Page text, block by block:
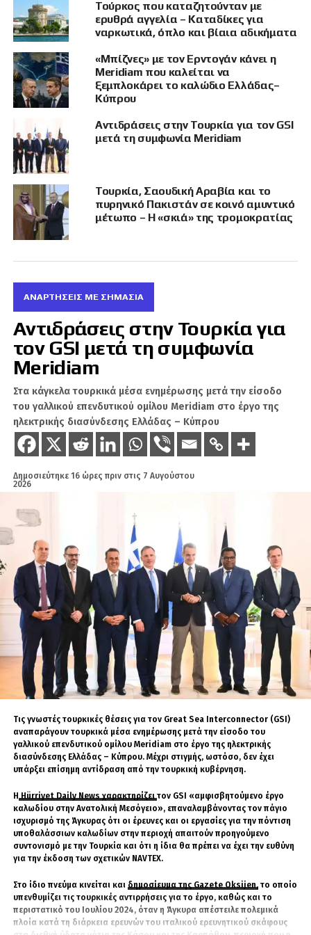
συνεργασίας, στη βάση κοινών συμφερόντων
και πραγματιστικών βημάτων, αναφέρεται.
Επιπλέον, οι δύο πλευρές θα εξετάσουν την
πρόοδο στην εφαρμογή της κοινής
ανακοίνωσης της Ευρωπαϊκής Επιτροπής και
του Ύπατου Εκπροσώπου, που υιοθετήθηκε
τον Νοέμβριο του 2023 και αφορά την πορεία
των πολιτικών, οικονομικών και εμπορικών
σχέσεων ΕΕ–Τουρκίας.
Στην ανακοίνωση επαναλαμβάνεται ότι ΕΕ και
Τουρκία αποτελούν «στρατηγικούς εταίρους,»
με τη σχέση τους να εδράζεται στη Συμφωνία
Σύνδεσης του 1963, γνωστή και ως Συμφωνία
Τουρκίας, με το 2022, το διμερές εμπόριο να
ανέρχεται σε 198,1 δισ. ευρώ,
αντιπροσωπεύοντας το 3,6% του συνολικού
εμπορίου της Ευρωπαϊκής Ένωσης με τον
υπόλοιπο κόσμο.
Πηγή: ΚΥΠΕ
ΣΧΕΤΙΚΆ ΘΈΜΑΤΑ
ΕΥΡΩΠΑΪΚΉ ΈΝΩΣΗ
ΟΎΡΣΟΥΛΑ ΦΟΝ ΝΤΕΡ ΛΆΙΕΝ
ΡΕΤΖΈΠ ΤΑΓΊΠ ΕΡΝΤΟΓΆΝ
ΤΟΥΡΚΊΑ
ΧΑΚ
Είναι ο άγνωστος Χ, αλλά φυσικό πρόσωπο που
βοηθάει στην παραγωγή ειδήσεων στο Geopolitico.gr,
αλλά και τη δημιουργία βίντεο στο κανάλι του Σάββα
Καλεντερίδη. Πολλοί τον χαρακτηρίζουν ως ανθρώπινο
αλγόριθμο λόγω του όγκου των δεδομένων και
πληροφοριών που αφομοιώνει καθημερινώς. Είναι
καταδρομέας με ειδικότητα Χειριστή Ασυρμάτων
Μέσων.
Τούρκος που καταζητούνταν με
ερυθρά αγγελία – Καταδίκες για
ναρκωτικά, όπλο και βίαια αδικήματα
«Μπίζνες» με τον Ερντογάν κάνει η
Meridiam που καλείται να
ξεμπλοκάρει το καλώδιο Ελλάδας–
Κύπρου
Αντιδράσεις στην Τουρκία για τον GSI
μετά τη συμφωνία Meridiam
Τουρκία, Σαουδική Αραβία και το
πυρηνικό Πακιστάν σε κοινό αμυντικό
μέτωπο – Η «σκιά» της τρομοκρατίας
ΑΝΑΡΤΗΣΕΙΣ ΜΕ ΣΗΜΑΣΙΑ
Αντιδράσεις στην Τουρκία για
τον GSI μετά τη συμφωνία
Meridiam
Στα κάγκελα τουρκικά μέσα ενημέρωσης μετά την είσοδο
του γαλλικού επενδυτικού ομίλου Meridiam στο έργο της
ηλεκτρικής διασύνδεσης Ελλάδας – Κύπρου
Δημοσιεύτηκε 16 ώρες πριν στις 7 Αυγούστου
2026
Τις γνωστές τουρκικές θέσεις για τον Great Sea Interconnector (GSI)
αναπαράγουν τουρκικά μέσα ενημέρωσης μετά την είσοδο του
γαλλικού επενδυτικού ομίλου Meridiam στο έργο της ηλεκτρικής
διασύνδεσης Ελλάδας – Κύπρου. Μέχρι στιγμής, ωστόσο, δεν έχει
υπάρξει επίσημη αντίδραση από την τουρκική κυβέρνηση.
ΗHürriyet Daily News χαρακτηρίζειτον GSI «αμφισβητούμενο έργο
καλωδίου στην Ανατολική Μεσόγειο», επαναλαμβάνοντας τον πάγιο
ισχυρισμό της Άγκυρας ότι οι έρευνες και οι εργασίες για την πόντιση
υποθαλάσσιων καλωδίων στην περιοχή απαιτούν προηγούμενο
συντονισμό με την Τουρκία και ότι η ίδια θα πρέπει να έχει την ευθύνη
για την έκδοση των σχετικών NAVTEX.
Στο ίδιο πνεύμα κινείται και δημοσίευμα της Gazete Oksijen,το οποίο
υπενθυμίζει τις τουρκικές αντιρρήσεις για το έργο, καθώς και το
περιστατικό του Ιουλίου 2024, όταν η Άγκυρα απέστειλε πολεμικά
πλοία κατά τη διάρκεια ερευνών του ιταλικού ερευνητικού σκάφους